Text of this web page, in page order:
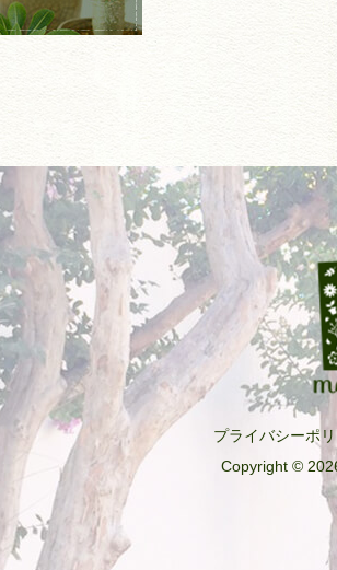
プライバシーポ
Copyright ©